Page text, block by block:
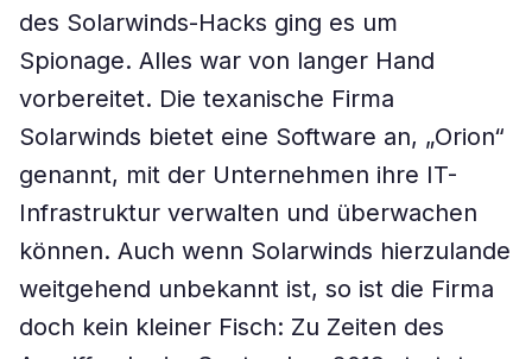
des Solarwinds-Hacks ging es um
Spionage. Alles war von langer Hand
vorbereitet. Die texanische Firma
Solarwinds bietet eine Software an, „Orion“
genannt, mit der Unternehmen ihre IT-
Infrastruktur verwalten und überwachen
können. Auch wenn Solarwinds hierzulande
weitgehend unbekannt ist, so ist die Firma
doch kein kleiner Fisch: Zu Zeiten des